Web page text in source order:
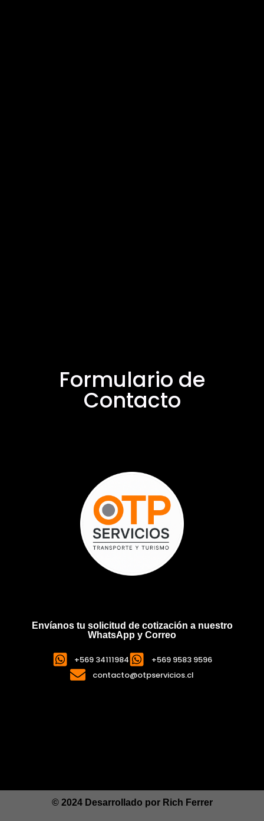
Formulario de
Contacto
Envíanos tu solicitud de cotización a nuestro
WhatsApp y Correo
+569 34111984
+569 9583 9596
contacto@otpservicios.cl
© 2024 Desarrollado por Rich Ferrer